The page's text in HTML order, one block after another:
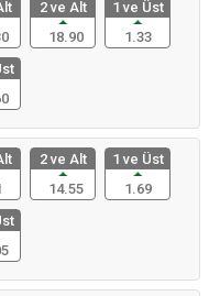
2 ve Alt
18.90
1 ve Üst
1.33
2 ve Alt
14.55
1 ve Üst
1.69